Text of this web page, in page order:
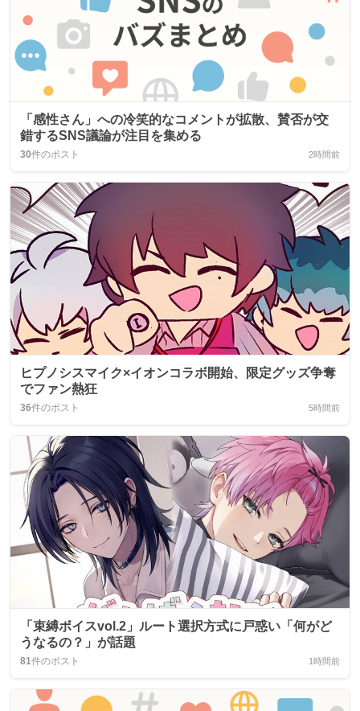
「感性さん」への冷笑的なコメントが拡散、賛否が交
錯するSNS議論が注目を集める
30件のポスト 2時間前
ヒプノシスマイク×イオンコラボ開始、限定グッズ争奪
でファン熱狂
36件のポスト 5時間前
「束縛ボイスvol.2」ルート選択方式に戸惑い「何がど
うなるの？」が話題
81件のポスト 1時間前